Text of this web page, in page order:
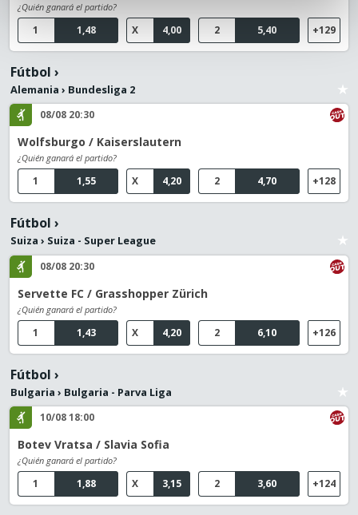
¿Quién ganará el partido?
1,48
1 4,00
X 5,40
2 +129
Fútbol ›
Alemania › Bundesliga 2
08/08 20:30
Wolfsburgo / Kaiserslautern
¿Quién ganará el partido?
1,55
1 4,20
X 4,70
2 +128
Fútbol ›
Suiza › Suiza - Super League
08/08 20:30
Servette FC / Grasshopper Zürich
¿Quién ganará el partido?
1,43
1 4,20
X 6,10
2 +126
Fútbol ›
Bulgaria › Bulgaria - Parva Liga
10/08 18:00
Botev Vratsa / Slavia Sofia
¿Quién ganará el partido?
1,88
1 3,15
X 3,60
2 +124